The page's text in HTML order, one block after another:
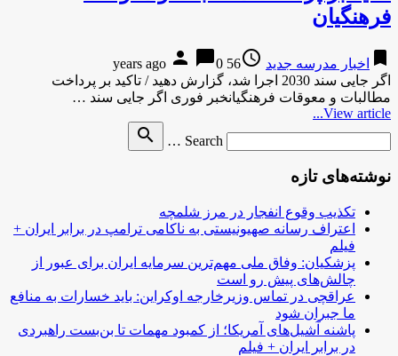
فرهنگیان
bookmark اخبار مدرسه جدید access_time
56 years ago
person chat_bubble0
اگر جایی سند 2030 اجرا شد، گزارش دهید / تاکید بر پرداخت
مطالبات و معوقات فرهنگیانخبر فوری اگر جایی سند …
View article...
Search …
search
نوشته‌های تازه
تکذیب وقوع انفجار در مرز شلمچه
اعتراف رسانه صهیونیستی به ناکامی ترامپ در برابر ایران +
فیلم
پزشکیان: وفاق ملی مهم‌ترین سرمایه ایران برای عبور از
چالش‌های پیش رو است
عراقچی در تماس وزیرخارجه اوکراین: باید خسارات به منافع
ما جبران شود
پاشنه آشیل‌های آمریکا؛ از کمبود مهمات تا بن‌بست راهبردی
در برابر ایران + فیلم